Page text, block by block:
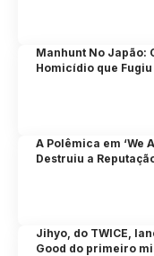
Manhunt No Japão:
Homicídio que
A Polêmica em ‘We
Destruiu a
Jihyo, do TWICE,
Good do primeiro